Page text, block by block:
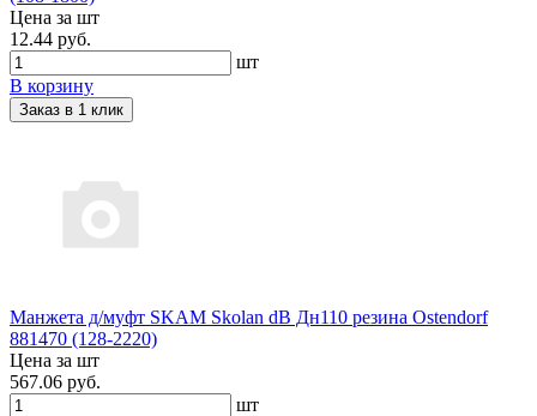
Цена за шт
12.44 руб.
шт
В корзину
Заказ в 1 клик
Манжета д/муфт SKAM Skolan dB Дн110 резина Ostendorf
881470 (128-2220)
Цена за шт
567.06 руб.
шт